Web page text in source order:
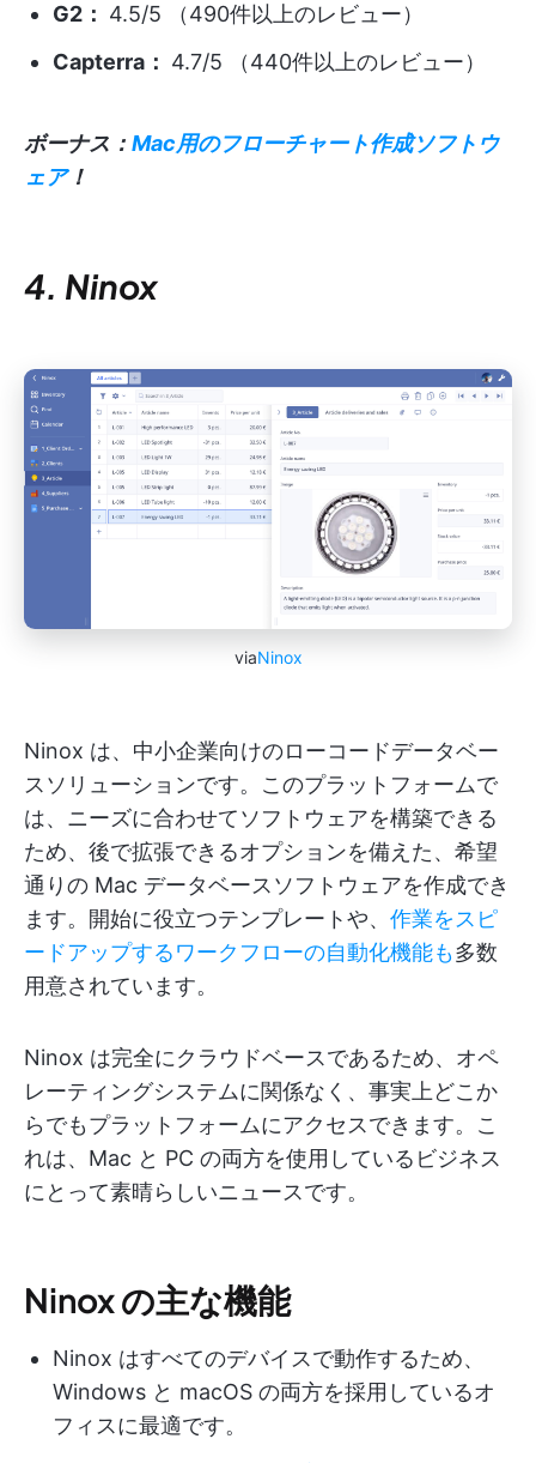
G2： 4.5/5 （490件以上のレビュー）
Capterra： 4.7/5 （440件以上のレビュー）
ボーナス： Mac用のフローチャート作成ソフトウ
ェア！
4. Ninox
viaNinox
Ninox は、中小企業向けのローコードデータベー
スソリューションです。このプラットフォームで
は、ニーズに合わせてソフトウェアを構築できる
ため、後で拡張できるオプションを備えた、希望
通りの Mac データベースソフトウェアを作成でき
ます。開始に役立つテンプレートや、 作業をスピ
ードアップするワークフローの自動化機能も多数
用意されています。
Ninox は完全にクラウドベースであるため、オペ
レーティングシステムに関係なく、事実上どこか
らでもプラットフォームにアクセスできます。こ
れは、Mac と PC の両方を使用しているビジネス
にとって素晴らしいニュースです。
Ninox の主な機能
Ninox はすべてのデバイスで動作するため、
Windows と macOS の両方を採用しているオ
フィスに最適です。